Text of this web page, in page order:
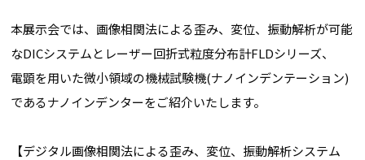
本展示会では、画像相関法による歪み、変位、振動解析が可能
なDICシステムとレーザー回折式粒度分布計FLDシリーズ、
電顕を用いた微小領域の機械試験機(ナノインデンテーション)
であるナノインデンターをご紹介いたします。
【デジタル画像相関法による歪み、変位、振動解析システム